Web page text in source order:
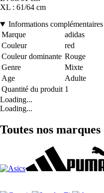
XL : 61/64 cm
Informations complémentaires
Marque
adidas
Couleur
red
Couleur dominante Rouge
Genre
Mixte
Age
Adulte
Quantité du produit 1
Loading...
Loading...
Toutes nos marques